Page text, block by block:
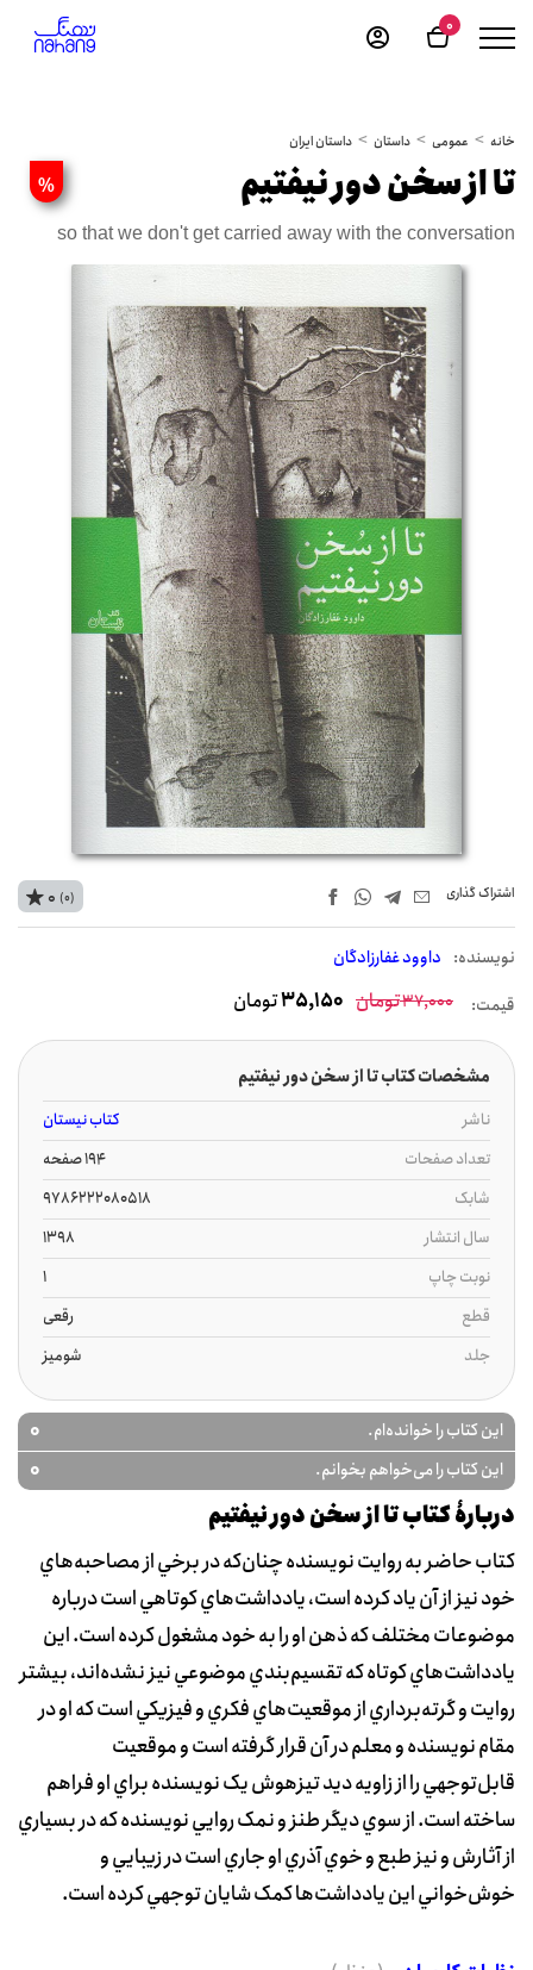
0
خانه عمومی داستان داستان ایران
% تا از سخن دور نیفتیم
so that we don't get carried away with the conversation
اشتراک‌ گذاری
نويسنده: داوود غفارزادگان
0 (0)
قیمت: 37,000تومان 35,150تومان
مشخصات کتاب تا از سخن دور نیفتیم
ناشر
کتاب نیستان
تعداد صفحات
194 صفحه
شابک
9786222080518
سال انتشار
1398
نوبت چاپ
1
قطع
رقعی
جلد
شومیز
این کتاب را خوانده‌ام. 0
این کتاب را می‌خواهم بخوانم. 0
دربارۀ کتاب تا از سخن دور نیفتیم
کتاب حاضر به روايت نويسنده چنان‌که در برخي از مصاحبه‌هاي
خود نيز از آن ياد کرده است، يادداشت‌هاي کوتاهي است درباره
موضوعات مختلف که ذهن او را به خود مشغول کرده است. اين
يادداشت‌هاي کوتاه که تقسيم‌بندي موضوعي نيز نشده‌اند، بيشتر
روايت و گرته‌برداري از موقعيت‌هاي فکري و فيزيکي است که او در
مقام نويسنده و معلم در آن قرار گرفته است و موقعيت
قابل‌توجهي را از زاويه ديد تيزهوش يک نويسنده براي او فراهم
ساخته است. از سوي ديگر طنز و نمک روايي نويسنده که در بسياري
از آثارش و نيز طبع و خوي آذري او جاري است در زيبايي و
خوش‌خواني اين يادداشت‌ها کمک شايان توجهي کرده است.